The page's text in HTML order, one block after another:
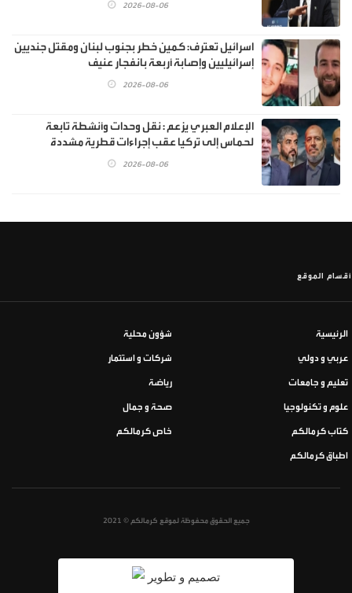
2026-08-06
اسرائيل تعترف: كمين خطر بجنوب لبنان ومقتل جنديين
إسرائيليين وإصابة أربعة بانفجار عنيف
2026-08-06
الإعلام العبري يزعم : نقل وحدات وأنشطة تابعة
لحماس إلى تركيا عقب إجراءات قطرية مشددة
2026-08-06
أقسام الموقع
الرئيسية شؤون محلية
عربي و دولي شركات و استثمار
تعليم و جامعات رياضة
علوم و تكنولوجيا صحة و جمال
كتاب كرمالكم خاص كرمالكم
اطباق كرمالكم
جميع الحقوق محفوظة لموقع كرمالكم © 2021
تصميم و تطوير